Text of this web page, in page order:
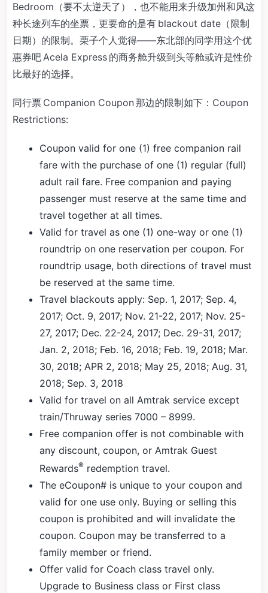
Bedroom（要不太逆天了），也不能用来升级加州和风这
种长途列车的坐票，更要命的是有 blackout date（限制
日期）的限制。栗子个人觉得——东北部的同学用这个优
惠券吧 Acela Express 的商务舱升级到头等舱或许是性价
比最好的选择。
同行票 Companion Coupon 那边的限制如下：Coupon
Restrictions:
Coupon valid for one (1) free companion rail
fare with the purchase of one (1) regular (full)
adult rail fare. Free companion and paying
passenger must reserve at the same time and
travel together at all times.
Valid for travel as one (1) one-way or one (1)
roundtrip on one reservation per coupon. For
roundtrip usage, both directions of travel must
be reserved at the same time.
Travel blackouts apply: Sep. 1, 2017; Sep. 4,
2017; Oct. 9, 2017; Nov. 21-22, 2017; Nov. 25-
27, 2017; Dec. 22-24, 2017; Dec. 29-31, 2017;
Jan. 2, 2018; Feb. 16, 2018; Feb. 19, 2018; Mar.
30, 2018; APR 2, 2018; May 25, 2018; Aug. 31,
2018; Sep. 3, 2018
Valid for travel on all Amtrak service except
train/Thruway series 7000 – 8999.
Free companion offer is not combinable with
any discount, coupon, or Amtrak Guest
Rewards® redemption travel.
The eCoupon# is unique to your coupon and
valid for one use only. Buying or selling this
coupon is prohibited and will invalidate the
coupon. Coupon may be transferred to a
family member or friend.
Offer valid for Coach class travel only.
Upgrade to Business class or First class